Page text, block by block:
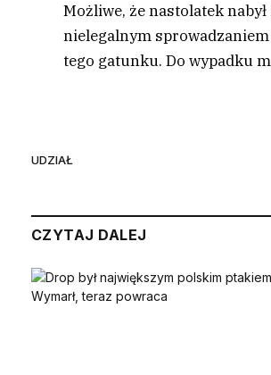
Możliwe, że nastolatek
nielegalnym sprowadzaniem
tego gatunku. Do wypadku
UDZIAŁ
CZYTAJ DALEJ